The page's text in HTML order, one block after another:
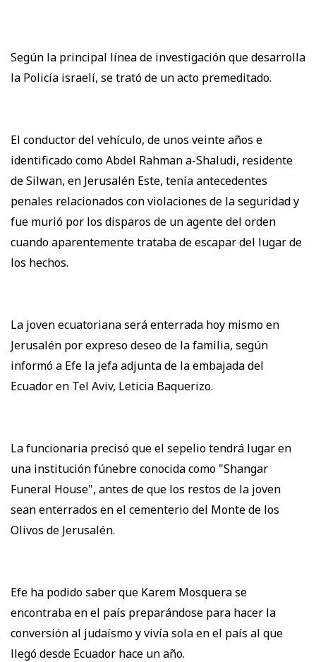
Según la principal línea de investigación que desarrolla
la Policía israelí, se trató de un acto premeditado.
El conductor del vehículo, de unos veinte años e
identificado como Abdel Rahman a-Shaludi, residente
de Silwan, en Jerusalén Este, tenía antecedentes
penales relacionados con violaciones de la seguridad y
fue murió por los disparos de un agente del orden
cuando aparentemente trataba de escapar del lugar de
los hechos.
La joven ecuatoriana será enterrada hoy mismo en
Jerusalén por expreso deseo de la familia, según
informó a Efe la jefa adjunta de la embajada del
Ecuador en Tel Aviv, Leticia Baquerizo.
La funcionaria precisó que el sepelio tendrá lugar en
una institución fúnebre conocida como "Shangar
Funeral House", antes de que los restos de la joven
sean enterrados en el cementerio del Monte de los
Olivos de Jerusalén.
Efe ha podido saber que Karem Mosquera se
encontraba en el país preparándose para hacer la
conversión al judaísmo y vivía sola en el país al que
llegó desde Ecuador hace un año.